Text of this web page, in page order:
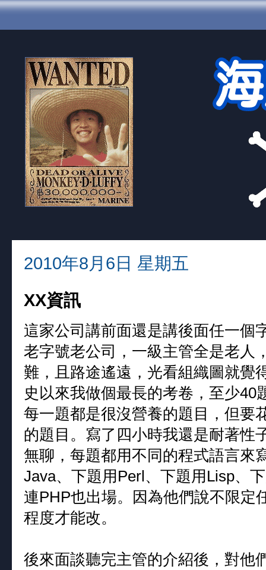
2010年8月6日 星期五
XX資訊
這家公司講前面還是講後面任一個
老字號老公司，一級主管全是老人
難，且路途遙遠，光看組織圖就覺
史以來我做個最長的考卷，至少
每一題都是很沒營養的題目，但要
的題目。寫了四小時我還是耐著性
無聊，每題都用不同的程式語言來
Java、下題用Perl、下題用Lisp、
連PHP也出場。因為他們說不限定
程度才能改。
後來面談聽完主管的介紹後，對他